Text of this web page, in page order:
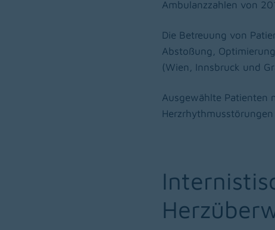
Ambulanzzahlen von
Die Betreuung von
Abstoßung,
(Wien, Innsbruck und
Ausgewählte Patienten